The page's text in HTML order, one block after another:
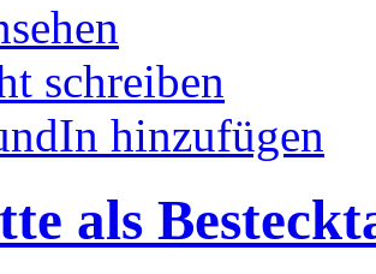
schreiben
hinzufügen
als